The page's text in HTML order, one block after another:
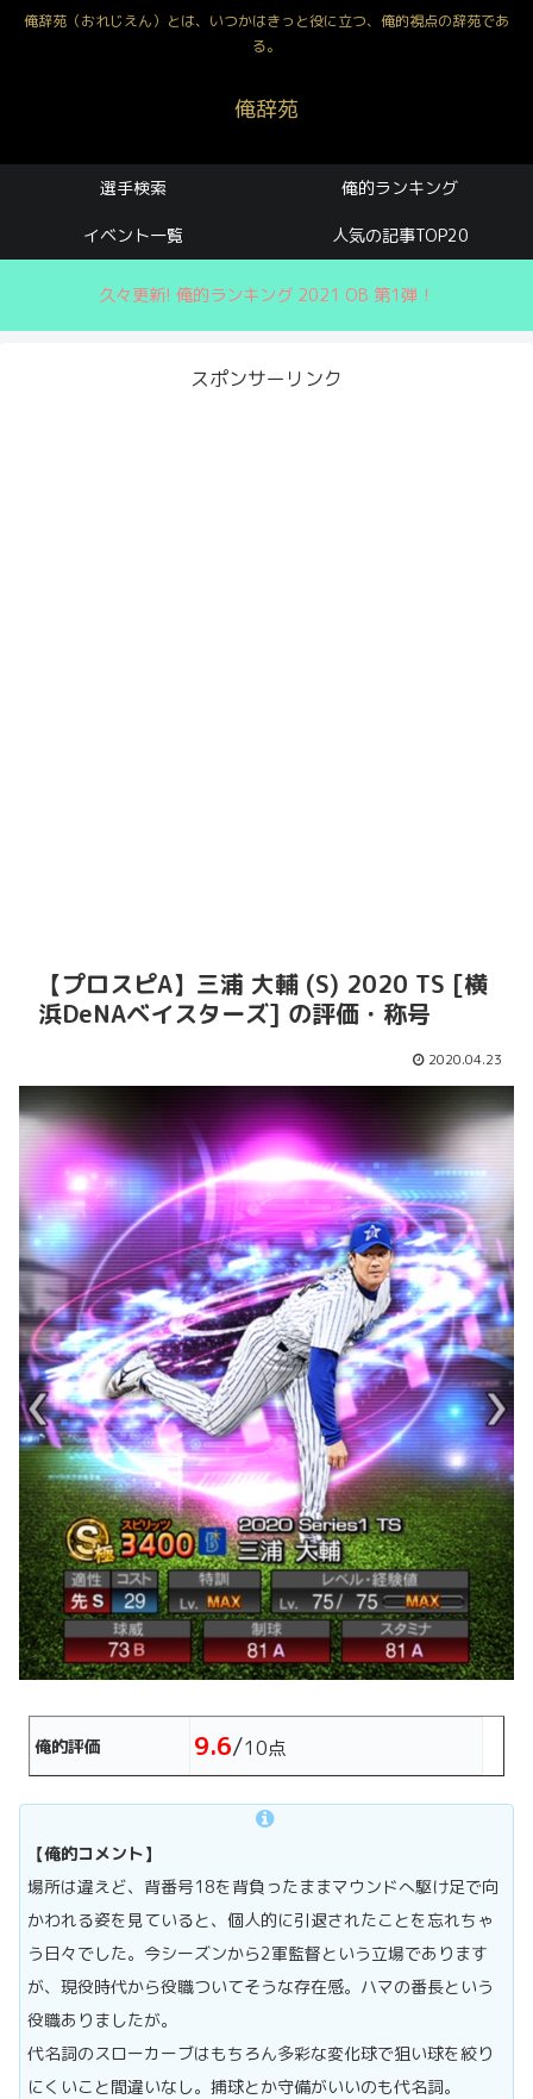
俺辞苑（おれじえん）とは、いつかはきっと役に立つ、俺的視点の辞苑であ
る。
俺辞苑
選手検索 俺的ランキング
イベント一覧 人気の記事TOP20
久々更新! 俺的ランキング 2021 OB 第1弾！
スポンサーリンク
【プロスピA】三浦 大輔 (S) 2020 TS [横
浜DeNAベイスターズ] の評価・称号
2020.04.23
俺的評価 9.6/10点
【俺的コメント】
場所は違えど、背番号18を背負ったままマウンドへ駆け足で向
かわれる姿を見ていると、個人的に引退されたことを忘れちゃ
う日々でした。今シーズンから2軍監督という立場であります
が、現役時代から役職ついてそうな存在感。ハマの番長という
役職ありましたが。
代名詞のスローカーブはもちろん多彩な変化球で狙い球を絞り
にくいこと間違いなし。捕球とか守備がいいのも代名詞。